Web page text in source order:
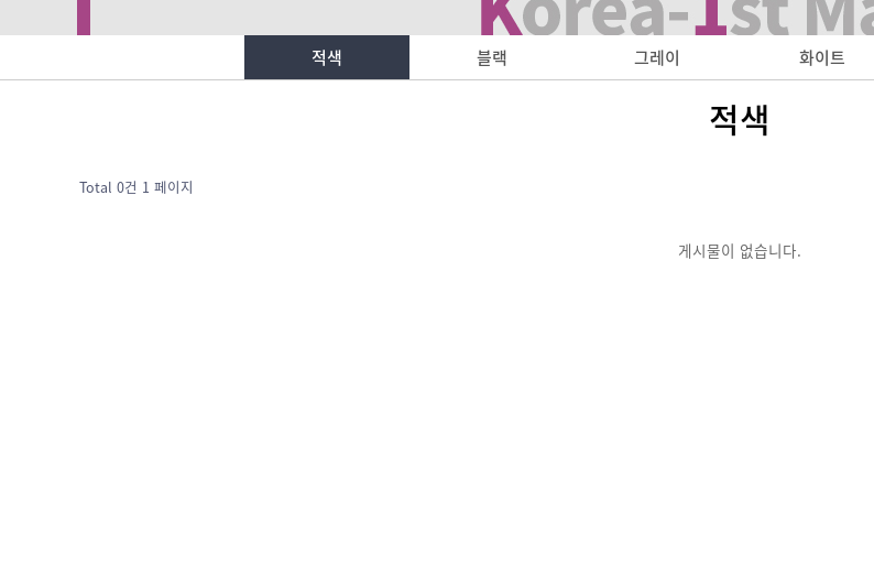
적색 블랙 그레이 화이트
적색
Total 0건 1 페이지
게시물이 없습니다.